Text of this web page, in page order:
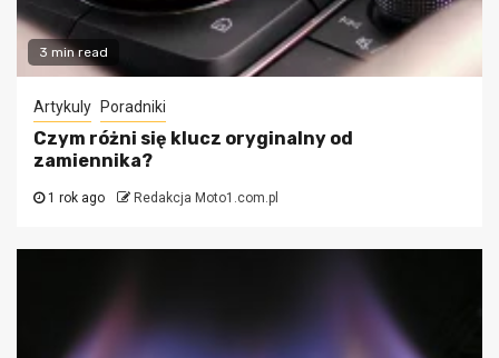
3 min read
Artykuly Poradniki
Czym różni się klucz oryginalny od
zamiennika?
1 rok ago Redakcja Moto1.com.pl